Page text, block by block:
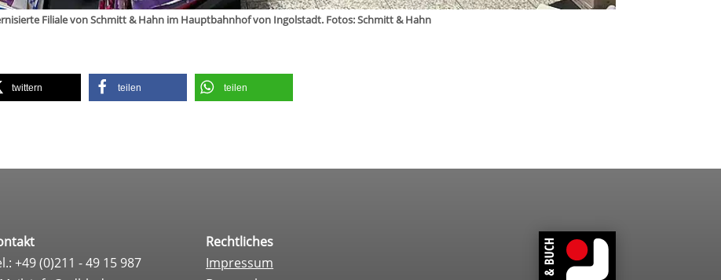
Filiale von Schmitt & Hahn im Haupt­bahn­hof von Ingol­stadt. Fotos: Schmitt & Hahn
twit­tern tei­len tei­len
+49 (0)211 - 49 15 987
Rechtliches
Impressum